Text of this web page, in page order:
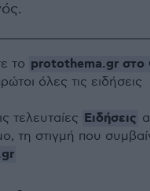
το protothema.gr στο
όλες τις ειδήσεις
τελευταίες Ειδήσεις
τη στιγμή που